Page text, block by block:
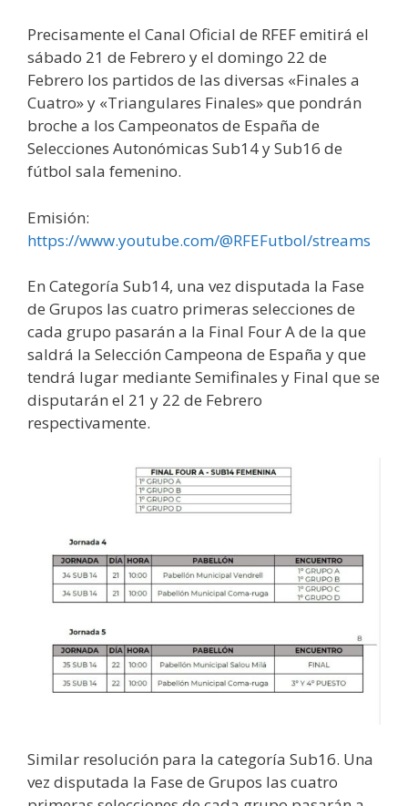
Precisamente el Canal Oficial de RFEF emitirá el
sábado 21 de Febrero y el domingo 22 de
Febrero los partidos de las diversas «Finales a
Cuatro» y «Triangulares Finales» que pondrán
broche a los Campeonatos de España de
Selecciones Autonómicas Sub14 y Sub16 de
fútbol sala femenino.
Emisión:
https://www.youtube.com/@RFEFutbol/streams
En Categoría Sub14, una vez disputada la Fase
de Grupos las cuatro primeras selecciones de
cada grupo pasarán a la Final Four A de la que
saldrá la Selección Campeona de España y que
tendrá lugar mediante Semifinales y Final que se
disputarán el 21 y 22 de Febrero
respectivamente.
Similar resolución para la categoría Sub16. Una
vez disputada la Fase de Grupos las cuatro